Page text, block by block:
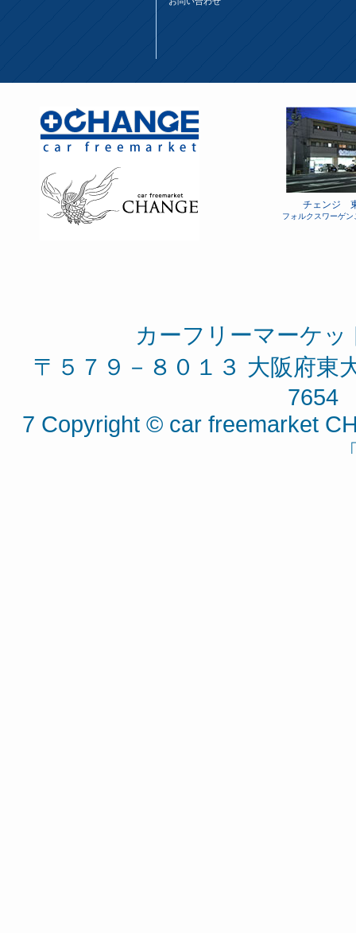
チェンジ
フォルクスワーゲ
カーフリーマーケ
〒５７９－８０１３ 大阪府
7654
7 Copyright © car freemarket